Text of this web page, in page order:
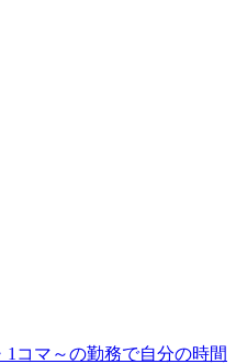
コマ～の勤務で自分の時間